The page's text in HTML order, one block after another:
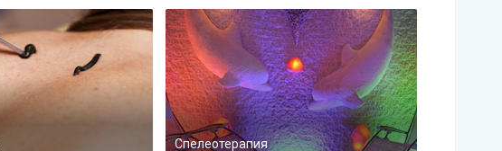
Спелеотерапия